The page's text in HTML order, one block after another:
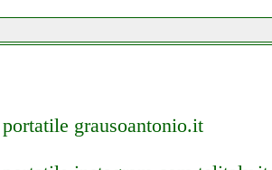
grausoantonio.it